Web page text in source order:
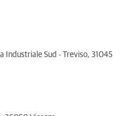
Industriale Sud - Treviso, 31045